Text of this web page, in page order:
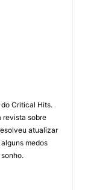
Critical Hits.
revista sobre
atualizar
medos